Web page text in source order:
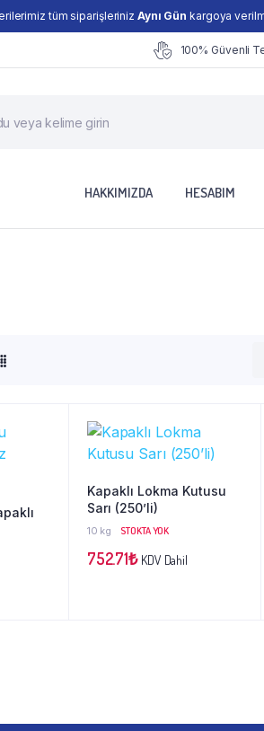
tüm siparişleriniz Aynı Gün kargoya
100% Güvenli
HAKKIMIZDA HESABIM
Kapaklı Lokma Kutusu
Sarı (250’li)
10 kg STOKTA YOK
752.71₺ KDV Dahil